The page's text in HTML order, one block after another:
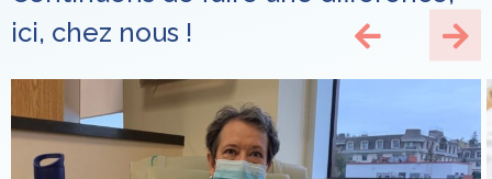
ici, chez nous !